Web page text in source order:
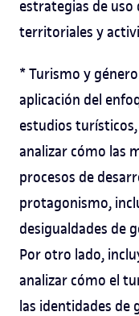
estrategias de uso
territoriales y
* Turismo y
aplicación del
estudios
analizar cómo las
procesos de
protagonismo,
desigualdades de
Por otro lado,
analizar cómo el
las identidades de